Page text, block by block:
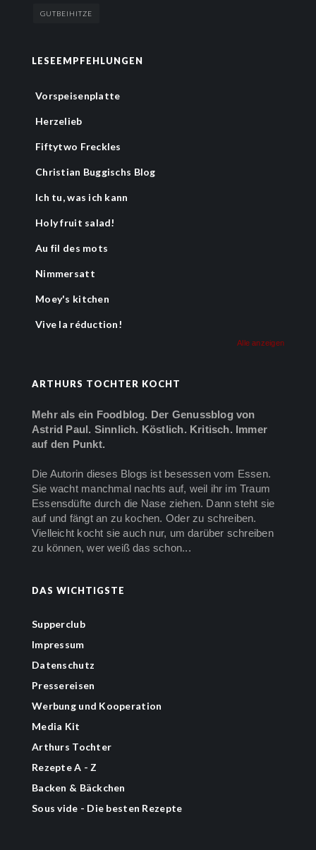
GUTBEIHITZE
LESEEMPFEHLUNGEN
Vorspeisenplatte
Herzelieb
Fiftytwo Freckles
Christian Buggischs Blog
Ich tu, was ich kann
Holy fruit salad!
Au fil des mots
Nimmersatt
Moey's kitchen
Vive la réduction!
Alle anzeigen
ARTHURS TOCHTER KOCHT
Mehr als ein Foodblog. Der Genussblog von
Astrid Paul. Sinnlich. Köstlich. Kritisch. Immer
auf den Punkt.
Die Autorin dieses Blogs ist besessen vom Essen.
Sie wacht manchmal nachts auf, weil ihr im Traum
Essensdüfte durch die Nase ziehen. Dann steht sie
auf und fängt an zu kochen. Oder zu schreiben.
Vielleicht kocht sie auch nur, um darüber schreiben
zu können, wer weiß das schon...
DAS WICHTIGSTE
Supperclub
Impressum
Datenschutz
Pressereisen
Werbung und Kooperation
Media Kit
Arthurs Tochter
Rezepte A - Z
Backen & Bäckchen
Sous vide - Die besten Rezepte